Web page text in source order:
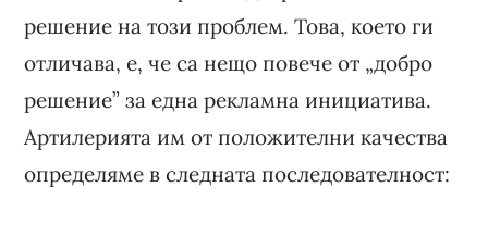
решение на този проблем. Това, което ги
отличава, е, че са нещо повече от „добро
решение” за една рекламна инициатива.
Артилерията им от положителни качества
определяме в следната последователност: